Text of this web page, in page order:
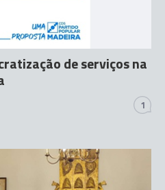
de serviços na
1